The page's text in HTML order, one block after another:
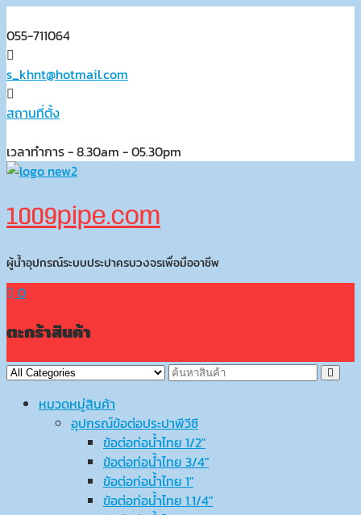
to
content
055-711064
s_khnt@hotmail.com
สถานที่ตั้ง
เวลาทำการ - 8.30am - 05.30pm
1009pipe.com
ผู้น้ำอุปกรณ์ระบบประปาครบวงจรเพื่อมืออาชีพ
0
ตะกร้าสินค้า
หมวดหมู่สินค้า
อุปกรณ์ข้อต่อประปาพีวีซี
ข้อต่อท่อน้ำไทย 1/2″
ข้อต่อท่อน้ำไทย 3/4″
ข้อต่อท่อน้ำไทย 1″
ข้อต่อท่อน้ำไทย 1.1/4″